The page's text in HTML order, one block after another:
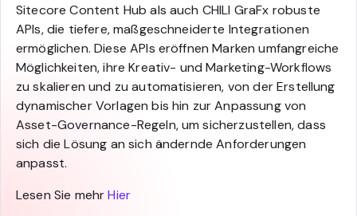
Sitecore Content Hub als auch CHILI GraFx robuste
APIs, die tiefere, maßgeschneiderte Integrationen
ermöglichen. Diese APIs eröffnen Marken umfangreiche
Möglichkeiten, ihre Kreativ- und Marketing-Workflows
zu skalieren und zu automatisieren, von der Erstellung
dynamischer Vorlagen bis hin zur Anpassung von
Asset-Governance-Regeln, um sicherzustellen, dass
sich die Lösung an sich ändernde Anforderungen
anpasst.
Lesen Sie mehrHier